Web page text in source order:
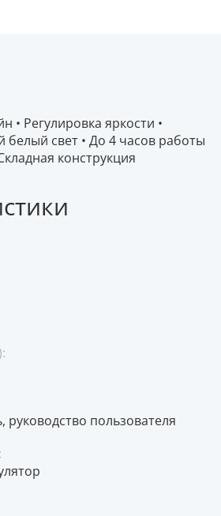
• Регулировка яркости •
свет • До 4 часов работы
конструкция
руководство пользователя